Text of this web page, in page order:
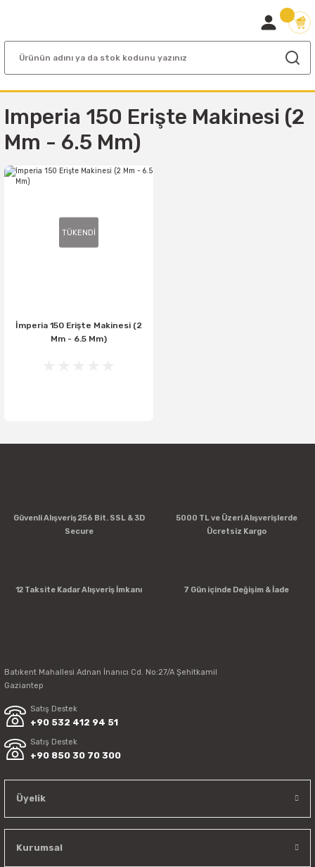
Imperia 150 Erişte Makinesi (2
Mm - 6.5 Mm)
TÜKENDİ
İmperia 150 Erişte Makinesi (2
Mm - 6.5 Mm)
Güvenli Alışveriş 256 Bit. SSL & 3D
Secure
5000 TL ve Üzeri Alışverişlerde
Ücretsiz Kargo
12 Taksite Kadar Alışveriş İmkanı 7 Gün içinde Değişim & İade
Batıkent Mahallesi Adnan İnanıcı Cd. No:27/A Şehitkamil
Gaziantep
Satış Destek
+90 532 412 94 51
Satış Destek
+90 850 30 70 300
Üyelik
Kurumsal